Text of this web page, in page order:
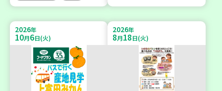
2026年
10月6日(火)
2026年
8月18日(火)